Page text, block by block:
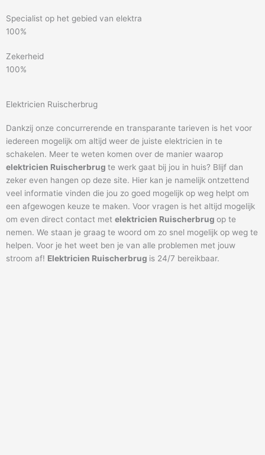
Specialist op het gebied van elektra
100%
Zekerheid
100%
Elektricien Ruischerbrug
Dankzij onze concurrerende en transparante tarieven is het voor
iedereen mogelijk om altijd weer de juiste elektricien in te
schakelen. Meer te weten komen over de manier waarop
elektricien Ruischerbrug te werk gaat bij jou in huis? Blijf dan
zeker even hangen op deze site. Hier kan je namelijk ontzettend
veel informatie vinden die jou zo goed mogelijk op weg helpt om
een afgewogen keuze te maken. Voor vragen is het altijd mogelijk
om even direct contact met elektricien Ruischerbrug op te
nemen. We staan je graag te woord om zo snel mogelijk op weg te
helpen. Voor je het weet ben je van alle problemen met jouw
stroom af! Elektricien Ruischerbrug is 24/7 bereikbaar.